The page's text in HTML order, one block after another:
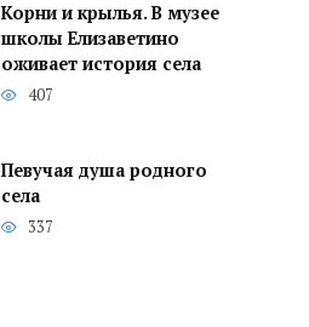
Корни и крылья. В музее
школы Елизаветино
оживает история села
407
Певучая душа родного
села
337